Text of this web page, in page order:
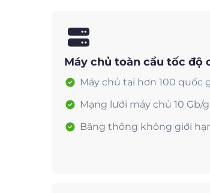
Máy chủ toàn cầu tốc độ
Máy chủ tại hơn 100 quốc
Mạng lưới máy chủ 10 Gb/
Băng thông không giới